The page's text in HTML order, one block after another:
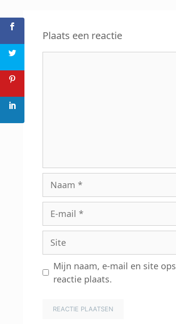
Plaats een reactie
mail
Site
Mijn naam, e-mail en site
reactie plaats.